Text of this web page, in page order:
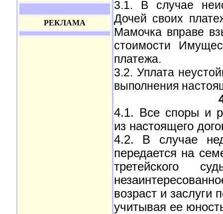
РЕКЛАМА
3.1. В случае
Дочей своих
Мамочка вправе
стоимости
платежа.
3.2. Уплата
выполнения
4.1. Все споры и
из настоящего
4.2. В случае
передается на
третейского
возраст и заслуги
учитывая ее